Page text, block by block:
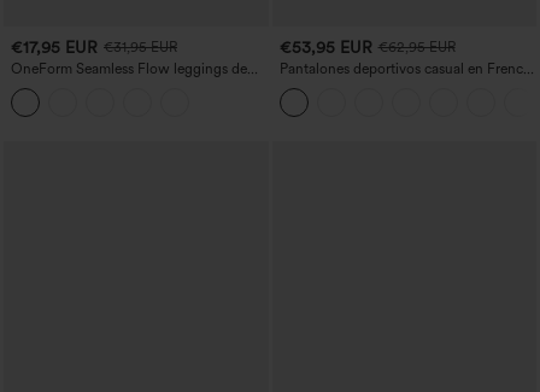
€17,95 EUR €31,95 EUR
OneForm Seamless Flow leggings de
yoga de talle alto con control abdominal
y realce de glúteos
€53,95 EUR €62,95 EUR
Pantalones deportivos casual en French
terry con estampado denim, tiro medio,
estilo jeans y bolsillos